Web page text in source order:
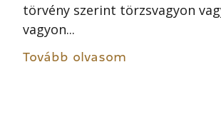
törvény szerint törzsvagyon
vagyon...
Tovább olvasom